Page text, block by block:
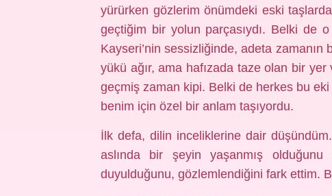
yürürken gözlerim önümdeki eski
geçtiğim bir yolun parçasıydı. Belki de
Kayseri’nin sessizliğinde, adeta zamanın
yükü ağır, ama hafızada taze olan bir
geçmiş zaman kipi. Belki de herkes bu
benim için özel bir anlam taşıyordu.
İlk defa, dilin inceliklerine dair
aslında bir şeyin yaşanmış
duyulduğunu, gözlemlendiğini fark ettim.